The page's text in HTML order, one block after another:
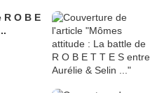
O B E